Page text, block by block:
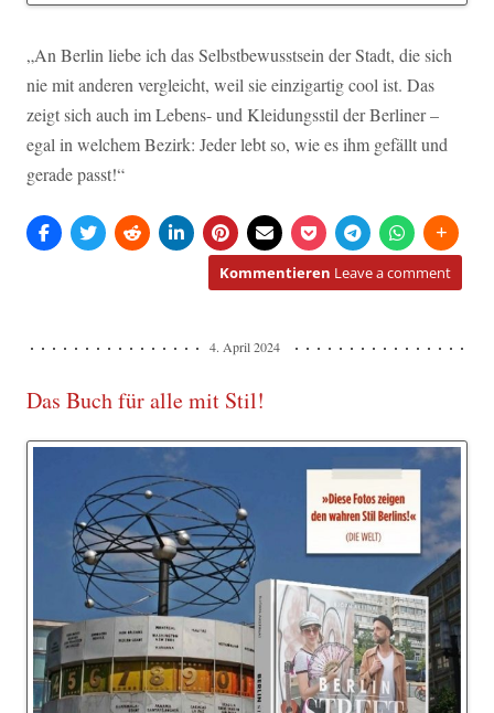
„An Berlin liebe ich das Selbstbewusstsein der Stadt, die sich
nie mit anderen vergleicht, weil sie einzigartig cool ist. Das
zeigt sich auch im Lebens- und Kleidungsstil der Berliner –
egal in welchem Bezirk: Jeder lebt so, wie es ihm gefällt und
gerade passt!“
Kommentieren Leave a comment
4. April 2024
Das Buch für alle mit Stil!